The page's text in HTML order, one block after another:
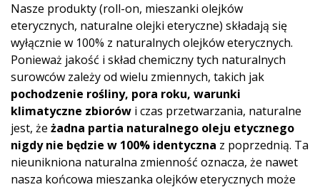
Nasze produkty (roll-on, mieszanki olejków
eterycznych, naturalne olejki eteryczne) składają się
wyłącznie w 100% z naturalnych olejków eterycznych.
Ponieważ jakość i skład chemiczny tych naturalnych
surowców zależy od wielu zmiennych, takich jak
pochodzenie rośliny, pora roku, warunki
klimatyczne zbiorów i czas przetwarzania, naturalne
jest, że żadna partia naturalnego oleju etycznego
nigdy nie będzie w 100% identyczna z poprzednią. Ta
nieunikniona naturalna zmienność oznacza, że nawet
nasza końcowa mieszanka olejków eterycznych może